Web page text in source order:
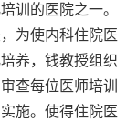
训的医院之一。
为使内科住院医
养，钱教授组织
查每位医师培训
施。使得住院医